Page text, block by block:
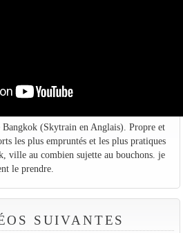
(Skytrain en Anglais). Propre et
les plus empruntés et les plus pratiques
ville au combien sujette au bouchons. je
le prendre.
SUIVANTES